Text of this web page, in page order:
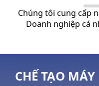
Chúng tôi cung cấp
Doanh nghiệp cá
CHẾ TẠO MÁY